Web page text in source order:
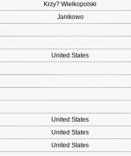
Krzy? Wielkopolski
Janikowo
United States
United States
United States
United States